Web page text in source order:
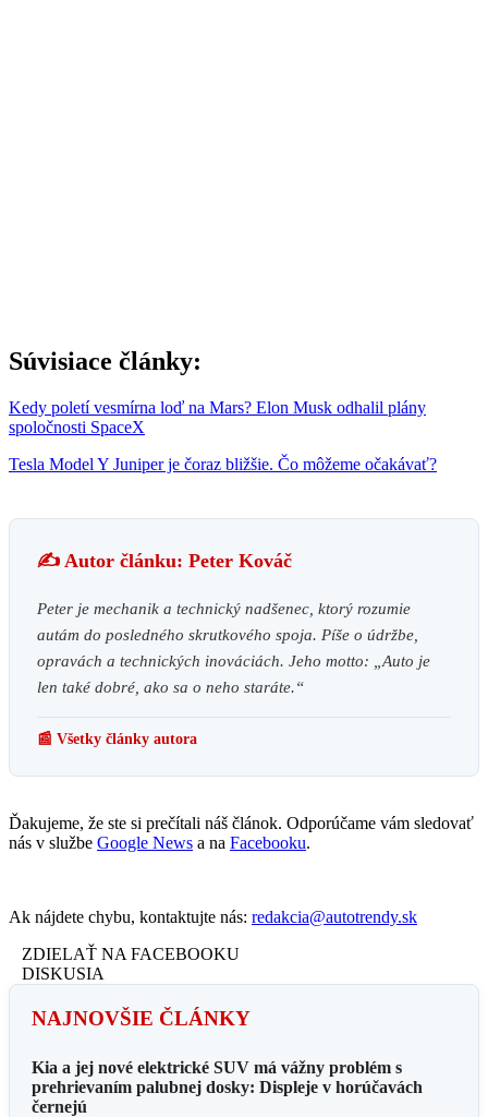
Súvisiace články:
Kedy poletí vesmírna loď na Mars? Elon Musk odhalil plány
spoločnosti SpaceX
Tesla Model Y Juniper je čoraz bližšie. Čo môžeme očakávať?
✍️ Autor článku: Peter Kováč
Peter je mechanik a technický nadšenec, ktorý rozumie
autám do posledného skrutkového spoja. Píše o údržbe,
opravách a technických inováciách. Jeho motto: „Auto je
len také dobré, ako sa o neho staráte.“
📰 Všetky články autora
Ďakujeme, že ste si prečítali náš článok. Odporúčame vám sledovať
nás v službe Google News a na Facebooku.
Ak nájdete chybu, kontaktujte nás: redakcia@autotrendy.sk
ZDIELAŤ NA FACEBOOKU
DISKUSIA
NAJNOVŠIE ČLÁNKY
Kia a jej nové elektrické SUV má vážny problém s
prehrievaním palubnej dosky: Displeje v horúčavách
černejú